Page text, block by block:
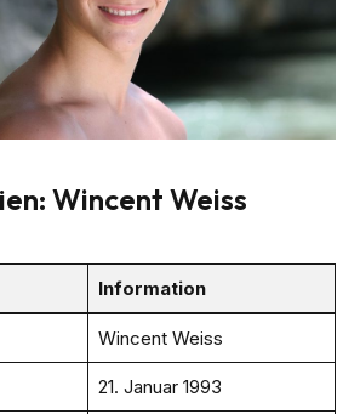
Wincent Weiss
Information
Wincent Weiss
21. Januar 1993